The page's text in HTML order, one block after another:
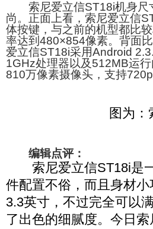
索尼爱立信ST18i机身尺
尚。正面上看，索尼爱立信
体按键，与之前的机型都比
率达到480×854像素。背面
爱立信ST18i采用Android
1GHz处理器以及512MB运
810万像素摄像头，支持720p
图为：
编辑点评：
索尼爱立信ST18i是一
件配置不俗，而且身材
3.3英寸，不过完全可以
了出色的细腻度。今日